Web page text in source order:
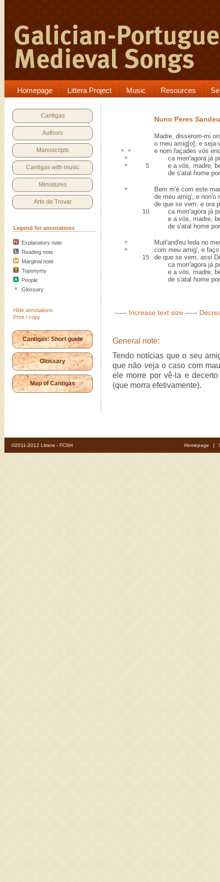
Homepage Littera Project Music Resources
Cantigas
Authors
Manuscripts
Cantigas with music
Miniatures
Arte de Trovar
Legend for annotations
Explanatory note
Reading note
Marginal note
Toponymy
People
Glossary
Hide annotations
Print / copy
Cantigas: Short guide
Glossary
Map of Cantigas
Nuno Peres Sandeu
Madre, disserom-mi
o meu amig[o], e seja-
e nom façades vós
camorr'agora já
5
e a vós, madre,
de s'atal home por
Bem m'é com este
de meu amig', e non'o
de que se vem, e ora
10
ca morr'agora já
e a vós, madre,
de s'atal home por
Muit'and'eu ledano
com meu amig', e
15
de que se vem, assi
ca morr'agora já
e a vós, madre,
de s'atal home por
----- Increase text size -----
General note:
Tendo notícias que o seu
que não veja o caso com
ele morre por vê-la e
(que morra efetivamente).
©2011-2012 Littera - FCSH Homepage |